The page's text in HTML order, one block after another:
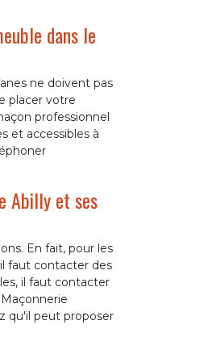
dans le
ne doivent pas
placer votre
professionnel
et accessibles à
Abilly et ses
En fait, pour les
faut contacter des
il faut contacter
qu'il peut proposer